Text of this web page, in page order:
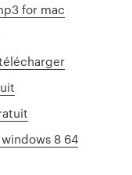
for mac
8 64